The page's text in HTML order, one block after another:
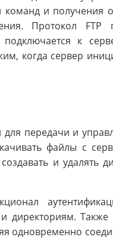
и получения
Протокол FTP
к
когда сервер
для передачи и
файлы с
и удалять
директориям. Также
одновременно